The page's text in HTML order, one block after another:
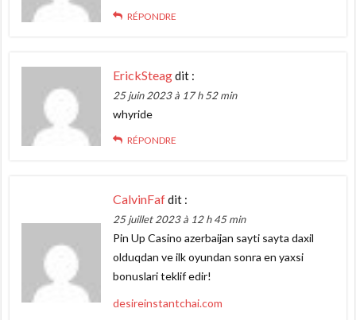
RÉPONDRE
ErickSteagdit :
25 juin 2023 à 17 h 52 min
whyride
RÉPONDRE
CalvinFafdit :
25 juillet 2023 à 12 h 45 min
Pin Up Casino azerbaijan sayti sayta daxil
olduqdan ve ilk oyundan sonra en yaxsi
bonuslari teklif edir!
desireinstantchai.com